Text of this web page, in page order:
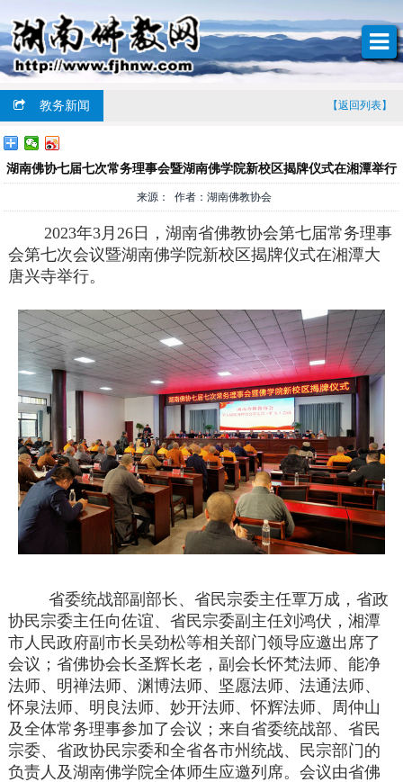
教务新闻 【返回列表】
湖南佛协七届七次常务理事会暨湖南佛学院新校区揭牌仪式在湘潭举行
来源： 作者：湖南佛教协会
2023年3月26日，湖南省佛教协会第七届常务理事
会第七次会议暨湖南佛学院新校区揭牌仪式在湘潭大
唐兴寺举行。
省委统战部副部长、省民宗委主任覃万成，省政
协民宗委主任向佐谊、省民宗委副主任刘鸿伏，湘潭
市人民政府副市长吴劲松等相关部门领导应邀出席了
会议；省佛协会长圣辉长老，副会长怀梵法师、能净
法师、明禅法师、渊博法师、坚愿法师、法通法师、
怀泉法师、明良法师、妙开法师、怀辉法师、周仲山
及全体常务理事参加了会议；来自省委统战部、省民
宗委、省政协民宗委和全省各市州统战、民宗部门的
负责人及湖南佛学院全体师生应邀列席。会议由省佛